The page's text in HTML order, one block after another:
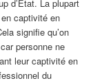
d’État. La plupart
captivité en
signifie qu’on
personne ne
leur captivité en
du